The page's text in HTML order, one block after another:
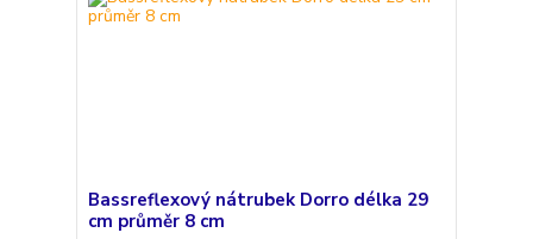
Bassreflexový nátrubek Dorro délka 29
cm průměr 8 cm